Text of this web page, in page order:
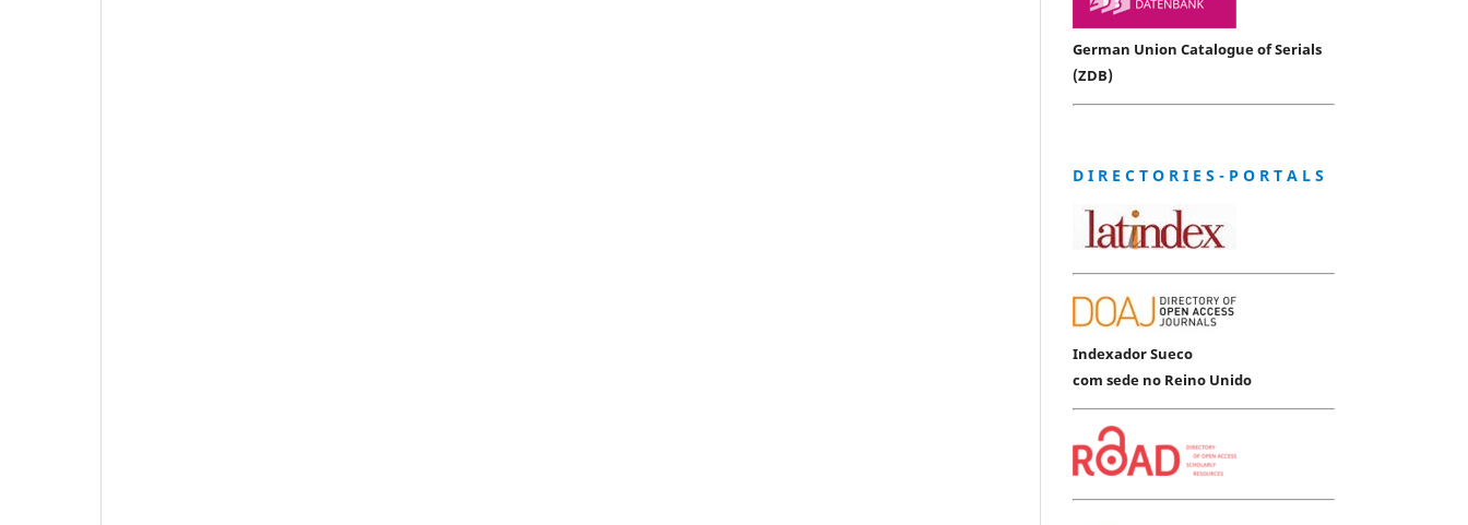
German Union Catalogue of Serials
(ZDB)
D I R E C T O R I E S - P O R T A L S
Indexador Sueco
com sede no Reino Unido